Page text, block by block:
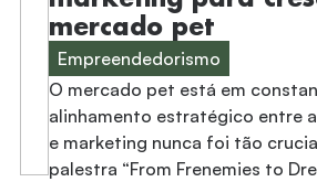
mercado pet
Empreendedorismo
O mercado pet está em
alinhamento estratégico entre
e marketing nunca foi tão
palestra “From Frenemies to